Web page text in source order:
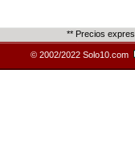
** Precios
© 2002/2022 Solo10.com